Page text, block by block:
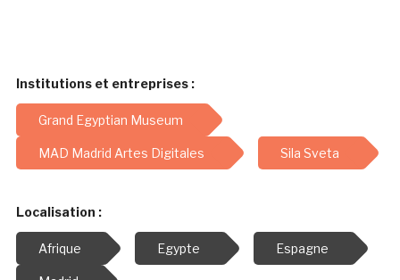
Institutions et entreprises :
Grand Egyptian Museum
MAD Madrid Artes Digitales Sila Sveta
Localisation :
Afrique Egypte Espagne